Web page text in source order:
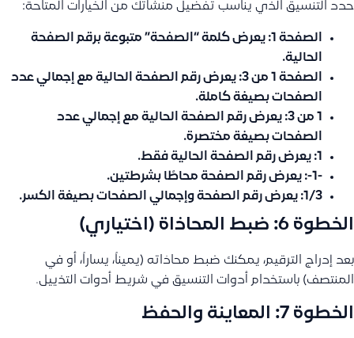
حدد التنسيق الذي يناسب تفضيل منشأتك من الخيارات المتاحة:
الصفحة 1
: يعرض كلمة “الصفحة” متبوعة برقم الصفحة
الحالية.
الصفحة 1 من 3
: يعرض رقم الصفحة الحالية مع إجمالي عدد
الصفحات بصيغة كاملة.
1 من 3
: يعرض رقم الصفحة الحالية مع إجمالي عدد
الصفحات بصيغة مختصرة.
1: يعرض رقم الصفحة الحالية فقط.
-1-
: يعرض رقم الصفحة محاطًا بشرطتين.
1/3: يعرض رقم الصفحة وإجمالي الصفحات بصيغة الكسر.
الخطوة 6: ضبط المحاذاة (اختياري)
بعد إدراج الترقيم، يمكنك ضبط محاذاته (يميناً، يساراً، أو في
المنتصف) باستخدام أدوات التنسيق في شريط أدوات التذييل.
الخطوة 7: المعاينة والحفظ